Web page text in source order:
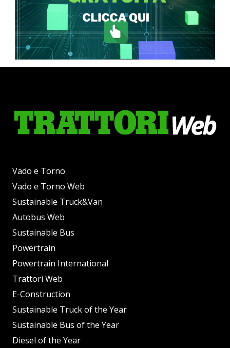
Vado e Torno
Vado e Torno Web
Sustainable Truck&Van
Autobus Web
Sustainable Bus
Powertrain
Powertrain International
Trattori Web
E-Construction
Sustainable Truck of the Year
Sustainable Bus of the Year
Diesel of the Year